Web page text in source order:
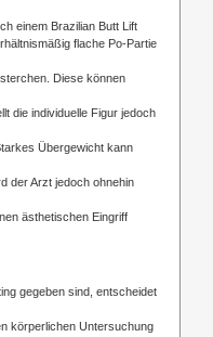
einem Brazilian Butt Lift
flache Po-Partie
Diese können
die individuelle Figur jedoch
Übergewicht kann
der Arzt jedoch ohnehin
ästhetischen Eingriff
gegeben sind, entscheidet
körperlichen Untersuchung